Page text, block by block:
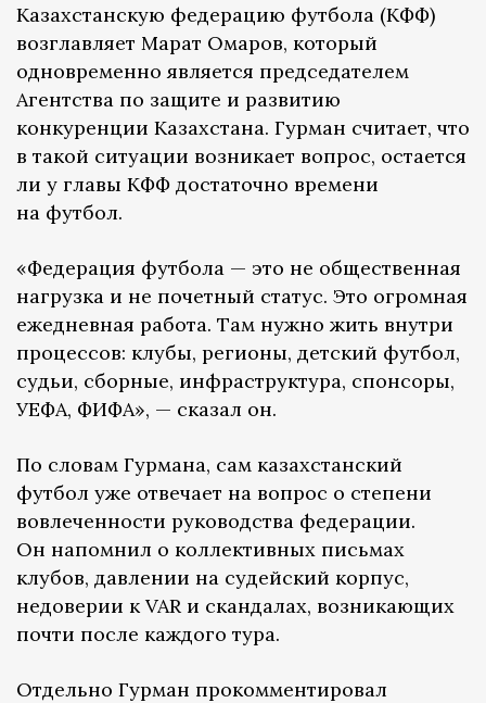
Казахстанскую федерацию футбола (КФФ)
возглавляет Марат Омаров, который
одновременно является председателем
Агентства по защите и развитию
конкуренции Казахстана. Гурман считает, что
в такой ситуации возникает вопрос, остается
ли у главы КФФ достаточно времени
на футбол.
«Федерация футбола — это не общественная
нагрузка и не почетный статус. Это огромная
ежедневная работа. Там нужно жить внутри
процессов: клубы, регионы, детский футбол,
судьи, сборные, инфраструктура, спонсоры,
УЕФА, ФИФА», — сказал он.
По словам Гурмана, сам казахстанский
футбол уже отвечает на вопрос о степени
вовлеченности руководства федерации.
Он напомнил о коллективных письмах
клубов, давлении на судейский корпус,
недоверии к VAR и скандалах, возникающих
почти после каждого тура.
Отдельно Гурман прокомментировал